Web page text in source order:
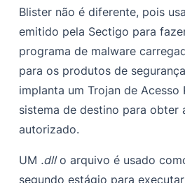
Blister não é diferente, pois
emitido pela Sectigo para
programa de malware
para os produtos de
implanta um Trojan de Acesso
sistema de destino para obter
autorizado.
UM .dllo arquivo é usado
segundo estágio para